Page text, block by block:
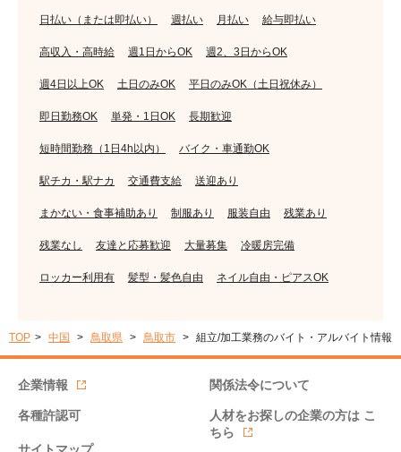
日払い（または即払い） 週払い 月払い 給与即払い
高収入・高時給 週1日からOK 週2、3日からOK
週4日以上OK 土日のみOK 平日のみOK（土日祝休み）
即日勤務OK 単発・1日OK 長期歓迎
短時間勤務（1日4h以内） バイク・車通勤OK
駅チカ・駅ナカ 交通費支給 送迎あり
まかない・食事補助あり 制服あり 服装自由 残業あり
残業なし 友達と応募歓迎 大量募集 冷暖房完備
ロッカー利用有 髪型・髪色自由 ネイル自由・ピアスOK
TOP 中国 鳥取県 鳥取市 組立/加工業務のバイト・アルバイト情報
企業情報 関係法令について
各種許認可 人材をお探しの企業の方は こ
ちら
サイトマップ